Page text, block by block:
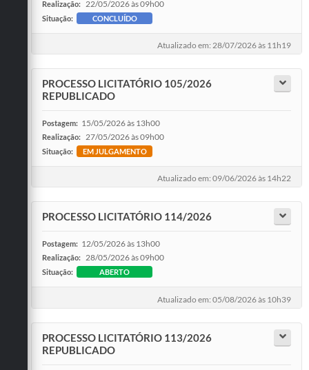
Realização: 22/05/2026 às 09h00
Situação: CONCLUÍDO
Atualizado em: 28/07/2026 às 11h19
PROCESSO LICITATÓRIO 105/2026
REPUBLICADO
Postagem: 15/05/2026 às 13h00
Realização: 27/05/2026 às 09h00
Situação: EM JULGAMENTO
Atualizado em: 09/06/2026 às 14h22
PROCESSO LICITATÓRIO 114/2026
Postagem: 12/05/2026 às 13h00
Realização: 28/05/2026 às 09h00
Situação: ABERTO
Atualizado em: 05/08/2026 às 10h39
PROCESSO LICITATÓRIO 113/2026
REPUBLICADO